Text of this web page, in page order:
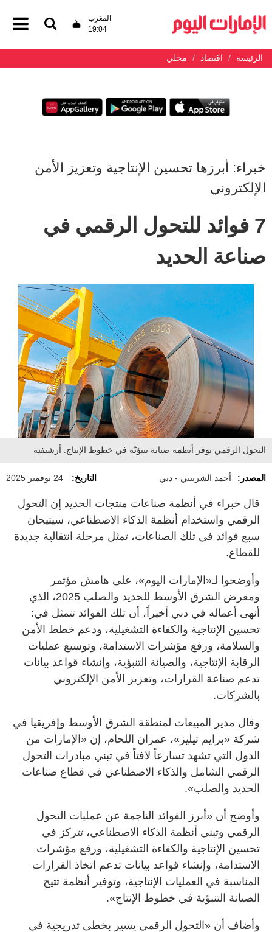
المغرب
19:04
الرئيسة اقتصاد محلي
خبراء: أبرزها تحسين الإنتاجية وتعزيز الأمن
الإلكتروني
7 فوائد للتحول الرقمي في
صناعة الحديد
التحول الرقمي يوفر أنظمة صيانة تنبؤيّة في خطوط الإنتاج. أرشيفية
المصدر: أحمد الشربيني - دبي التاريخ: 24 نوفمبر 2025
قال خبراء في أنظمة صناعات منتجات الحديد إن التحول
الرقمي واستخدام أنظمة الذكاء الاصطناعي، سيتيحان
سبع فوائد في تلك الصناعات، تمثل مرحلة انتقالية جديدة
للقطاع.
وأوضحوا لـ«الإمارات اليوم»، على هامش مؤتمر
ومعرض الشرق الأوسط للحديد والصلب 2025، الذي
أنهى أعماله في دبي أخيراً، أن تلك الفوائد تتمثل في:
تحسين الإنتاجية والكفاءة التشغيلية، ودعم خطط الأمن
والسلامة، ورفع مؤشرات الاستدامة، وتوسيع عمليات
الرقابة الإنتاجية، والصيانة التنبؤية، وإنشاء قواعد بيانات
تدعم صناعة القرارات، وتعزيز الأمن الإلكتروني
بالشركات.
وقال مدير المبيعات لمنطقة الشرق الأوسط وإفريقيا في
شركة «برايم تيليز»، عمران اللحام، إن «الإمارات من
الدول التي تشهد تسارعاً لافتاً في تبني مبادرات التحول
الرقمي الشامل والذكاء الاصطناعي في قطاع صناعات
الحديد والصلب».
وأوضح أن «أبرز الفوائد الناجمة عن عمليات التحول
الرقمي وتبني أنظمة الذكاء الاصطناعي، تتركز في
تحسين الإنتاجية والكفاءة التشغيلية، ورفع مؤشرات
الاستدامة، وإنشاء قواعد بيانات تدعم اتخاذ القرارات
المناسبة في العمليات الإنتاجية، وتوفير أنظمة تتيح
الصيانة التنبؤية في خطوط الإنتاج».
وأضاف أن «التحول الرقمي يسير بخطى تدريجية في